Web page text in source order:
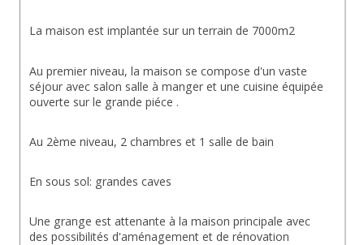
La maison est implantée sur un terrain de 7000m2
Au premier niveau, la maison se compose d'un vaste
séjour avec salon salle à manger et une cuisine équipée
ouverte sur le grande piéce .
Au 2ème niveau, 2 chambres et 1 salle de bain
En sous sol: grandes caves
Une grange est attenante à la maison principale avec
des possibilités d'aménagement et de rénovation